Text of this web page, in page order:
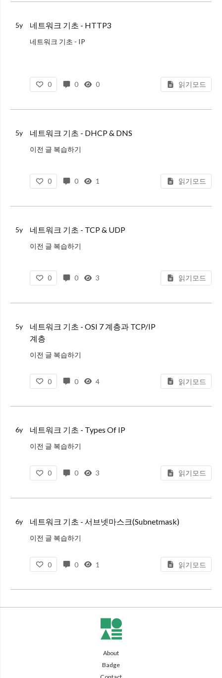
5y 네트워크 기초 - HTTP3
네트워크 기초 - IP
네트워크 기초 - OSI 7 계층과 TCP/IP 계층
네트워크 기초 - DHCP & DNS
0 0 0 읽기모드
5y 네트워크 기초 - DHCP & DNS
이전 글 복습하기
네트워크 기초 - SubnetMask
네트워크 기초 - Types of IP
네트워크 기초 - OSI 7 계층과 TCP/IP 계층
네트워크 기초 - HT
0 0 1 읽기모드
5y 네트워크 기초 - TCP & UDP
이전 글 복습하기
네트워크 기초 - SubnetMask
네트워크 기초 - Types of IP
네트워크 기초 - OSI 7 계층과 TCP/IP 계층
네트워크 기초 - H
0 0 3 읽기모드
5y
네트워크 기초 - OSI 7 계층과 TCP/IP
계층
이전 글 복습하기
네트워크 기초 - SubnetMask
네트워크 :
0 0 4 읽기모드
6y 네트워크 기초 - Types Of IP
이전 글 복습하기
네트워크 기초 - SubnetMask
0 0 3 읽기모드
6y 네트워크 기초 - 서브넷마스크(Subnetmask)
이전 글 복습하기
네트워크 기초 - Types of IP
네트워크 기초 - DHCP & DNS
0 0 1 읽기모드
About
Badge
Contact